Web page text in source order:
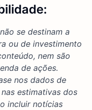
se destinam a
ou de investimento
nem são
de ações.
nos dados de
estimativas dos
incluir notícias